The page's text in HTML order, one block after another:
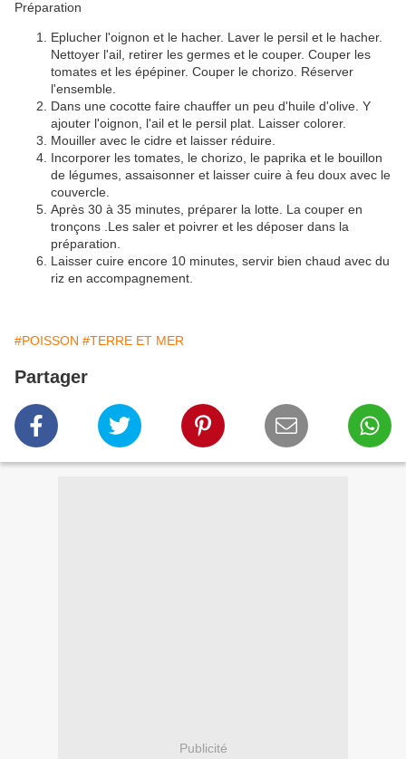
Préparation
Eplucher l'oignon et le hacher. Laver le persil et le hacher.
Nettoyer l'ail, retirer les germes et le couper. Couper les
tomates et les épépiner. Couper le chorizo. Réserver
l'ensemble.
Dans une cocotte faire chauffer un peu d'huile d'olive. Y
ajouter l'oignon, l'ail et le persil plat. Laisser colorer.
Mouiller avec le cidre et laisser réduire.
Incorporer les tomates, le chorizo, le paprika et le bouillon
de légumes, assaisonner et laisser cuire à feu doux avec le
couvercle.
Après 30 à 35 minutes, préparer la lotte. La couper en
tronçons .Les saler et poivrer et les déposer dans la
préparation.
Laisser cuire encore 10 minutes, servir bien chaud avec du
riz en accompagnement.
#POISSON #TERRE ET MER
Partager
Publicité